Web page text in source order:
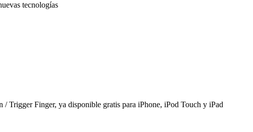
tecnologías
/ Trigger Finger, ya disponible gratis para iPhone, iPod Touch y iPad